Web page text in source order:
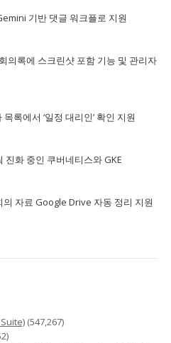
기반 댓글 워크플로 지원
의록에 스크린샷 포함 기능 및 관리자
록에서 ‘일정 대리인’ 확인 지원
진화 중인 쿠버네티스와 GKE
자료 Google Drive 자동 정리 지원
(547,267)